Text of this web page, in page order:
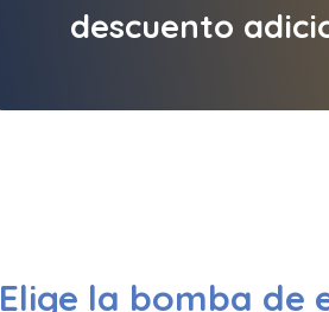
descuento
Elige la bomba de